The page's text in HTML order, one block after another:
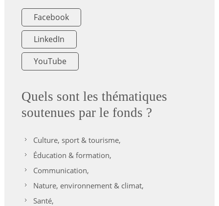
Facebook
LinkedIn
YouTube
Quels sont les thématiques
soutenues par le fonds ?
Culture, sport & tourisme,
Éducation & formation,
Communication,
Nature, environnement & climat,
Santé,